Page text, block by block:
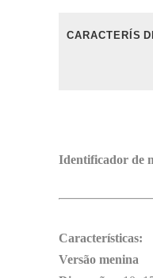
Identificador de
Características:
Versão menina